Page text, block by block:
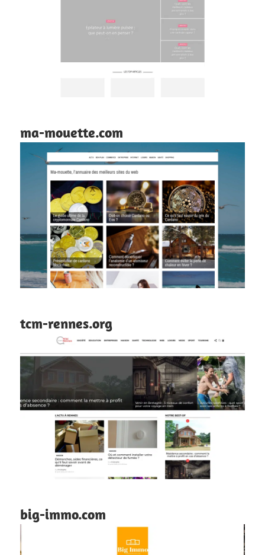
ma-mouette.com
tcm-rennes.org
big-immo.com